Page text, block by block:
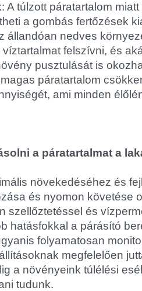
A túlzott páratartalom
a gombás fertőzések
állandóan nedves
felszívni, és
pusztulását is
páratartalom
ami minden
a páratartalmat a
növekedéséhez és
és nyomon követése
szellőztetéssel és
hatásfokkal a párásító
folyamatosan
megfelelően
a növényeink túlélési
tudunk.